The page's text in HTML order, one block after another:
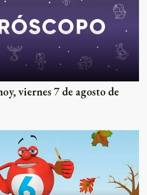
viernes 7 de agosto de